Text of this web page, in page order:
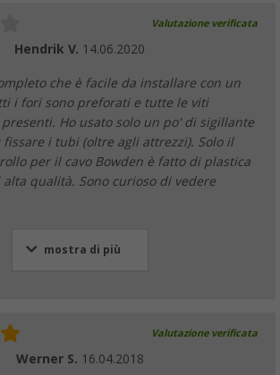
Valutazione verificata
Hendrik V. 14.06.2020
che è facile da installare con un
i fori sono preforati e tutte le viti
presenti. Ho usato solo un po' di sigillante
i tubi (oltre agli attrezzi). Solo il
per il cavo Bowden è fatto di plastica
qualità. Sono curioso di vedere
mostra di più
Valutazione verificata
Werner S. 16.04.2018